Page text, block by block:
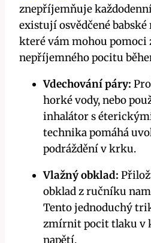
znepříjemňuje
existují osvědčené
které vám mohou pomoci
nepříjemného pocitu
Vdechování⁤ páry:
horké vody, nebo
⁢inhalátor s
technika pomáhá⁣
podráždění v ⁤krku.
Vlažný obklad:
obklad z ručníku
Tento jednoduchý
zmírnit pocit tlaku v
napětí.